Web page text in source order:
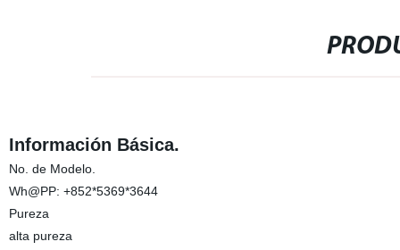
Información Básica.
No. de Modelo.
Wh@PP: +852*5369*3644
Pureza
alta pureza